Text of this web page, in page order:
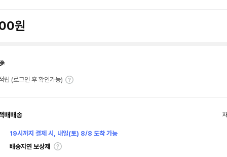
원
립 (로그인 후 확인가능)
배배송
19시까지 결제 시, 내일(토) 8/8 도착 가능
배송지연 보상제